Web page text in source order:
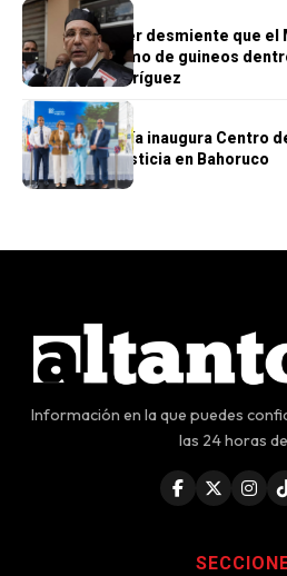
JUSTICIA
Carlos Balcácer desmiente que
hallara un racimo de guineos
Jean Alain Rodríguez
JUSTICIA
La Procuraduría inaugura Centro
Acceso a la Justicia en Bahoruco
Información en la que puedes
las 24 horas